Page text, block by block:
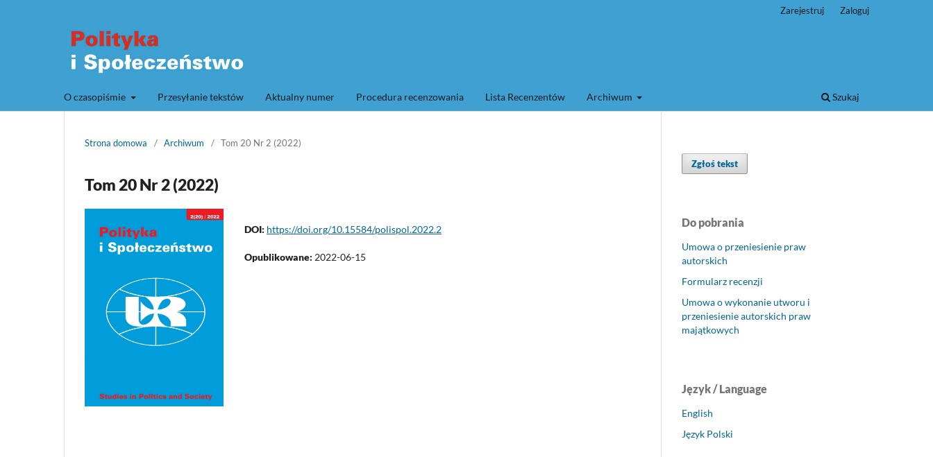
O czasopiśmie Przesyłanie tekstów Aktualny numer Procedura recenzowania Lista Recenzentów Archiwum Szukaj
Zarejestruj Zaloguj
Strona domowa / Archiwum / Tom 20 Nr 2 (2022)
Tom 20 Nr 2 (2022)
DOI: https://doi.org/10.15584/polispol.2022.2
Opublikowane: 2022-06-15
Zgłoś tekst
Do pobrania
Umowa o przeniesienie praw
autorskich
Formularz recenzji
Umowa o wykonanie utworu i
przeniesienie autorskich praw
majątkowych
Język / Language
English
Język Polski